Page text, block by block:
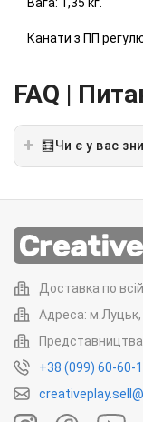
Канати з ПП
FAQ |
🧮Чи є у вас
Доставка по всій
Адреса: м.Луцьк,
+38 (099) 60-60-